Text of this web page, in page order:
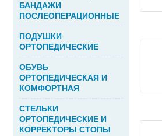
БАНДАЖИ
ПОСЛЕОПЕРАЦИОННЫЕ
ПОДУШКИ
ОРТОПЕДИЧЕСКИЕ
ОБУВЬ
ОРТОПЕДИЧЕСКАЯ И
КОМФОРТНАЯ
СТЕЛЬКИ
ОРТОПЕДИЧЕСКИЕ И
КОРРЕКТОРЫ СТОПЫ